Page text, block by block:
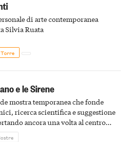
di arte contemporanea
Silvia Ruata
e le Sirene
mostra temporanea che fonde
ricerca scientifica e suggestione
ancora una volta al centro
le meraviglie del passato astigiano